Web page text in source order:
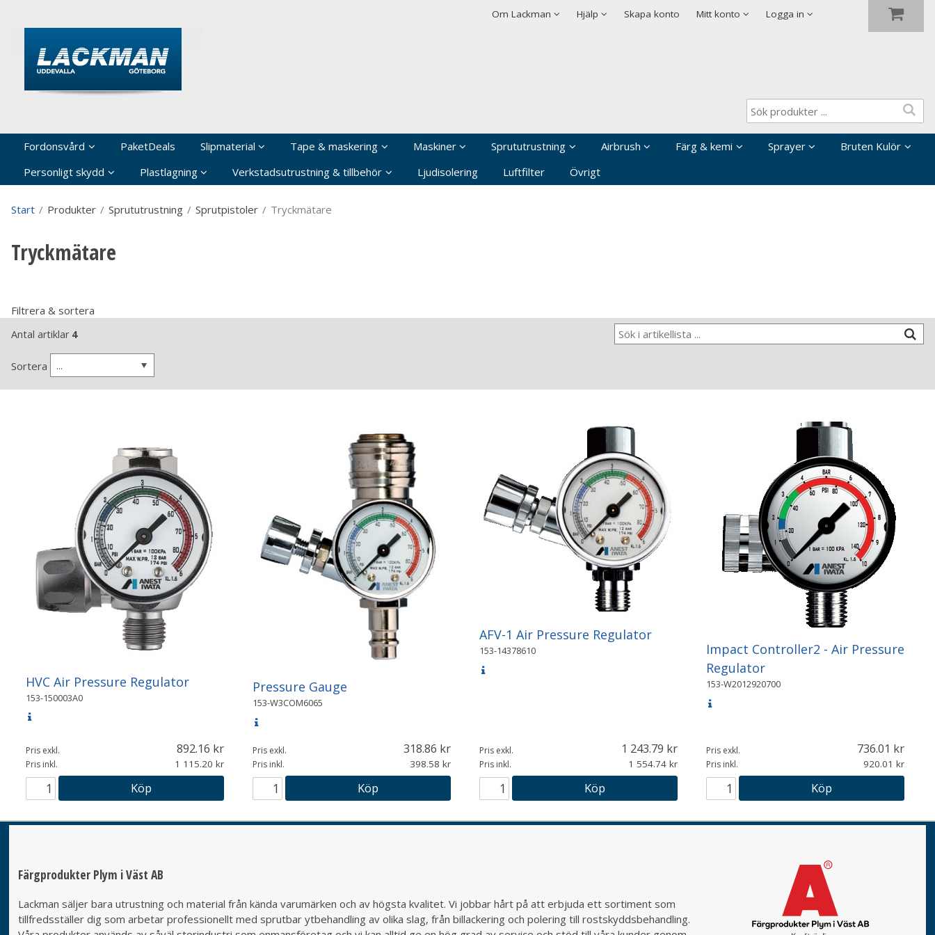
Om Lackman
Villkor Hjälp
Integritetspolicy Skapa konto Mitt konto Logga in
Skapa nytt konto
Fordonsvård PaketDeals Slipmaterial Tape & maskering Maskiner Sprututrustning Airbrush Färg & kemi Sprayer
Bruten Kulör
Personligt skydd
Plastlagning Verkstadsutrustning & tillbehör Ljudisolering Luftfilter Övrigt
Start / Produkter / Sprututrustning / Sprutpistoler / Tryckmätare
Tryckmätare
Filtrera & sortera
Antal artiklar 4
Sortera ...
HVC Air Pressure Regulator
153-150003A0
Pris exkl. 892.16
Pris inkl. 1 115.20
Köp
Pressure Gauge
153-W3COM6065
Pris exkl. 318.86
Pris inkl. 398.58
Köp
AFV-1 Air Pressure Regulator
153-14378610
Pris exkl. 1 243.79
Pris inkl. 1 554.74
Köp
Impact Controller2 - Air Pressure
Regulator
153-W2012920700
Pris exkl. 736.01
Pris inkl. 920.01
Köp
Färgprodukter Plym i Väst AB
Lackman säljer bara utrustning och material från kända varumärken och av högsta kvalitet. Vi jobbar hårt på att erbjuda ett sortiment som
tillfredsställer dig som arbetar professionellt med sprutbar ytbehandling av olika slag, från billackering och polering till rostskyddsbehandling.